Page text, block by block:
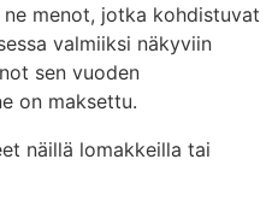
menot, jotka kohdistuvat
valmiiksi näkyviin
sen vuoden
on maksettu.
näillä lomakkeilla tai